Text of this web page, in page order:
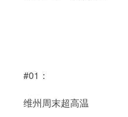
#01：
维州周末超高温